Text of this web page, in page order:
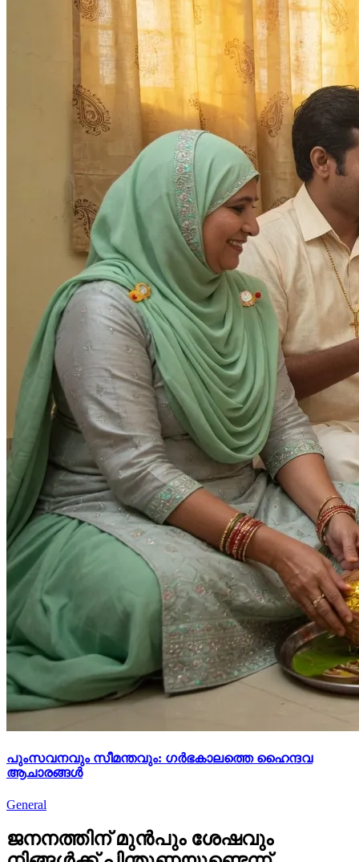
പുംസവനവും സീമന്തവും: ഗർഭകാലത്തെ ഹൈന്ദവ
ആചാരങ്ങൾ
General
ജനനത്തിന് മുൻപും ശേഷവും